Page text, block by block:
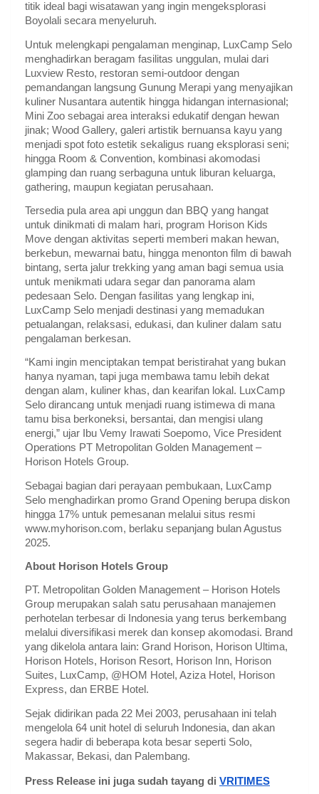
titik ideal bagi wisatawan yang ingin mengeksplorasi
Boyolali secara menyeluruh.
Untuk melengkapi pengalaman menginap, LuxCamp Selo
menghadirkan beragam fasilitas unggulan, mulai dari
Luxview Resto, restoran semi-outdoor dengan
pemandangan langsung Gunung Merapi yang menyajikan
kuliner Nusantara autentik hingga hidangan internasional;
Mini Zoo sebagai area interaksi edukatif dengan hewan
jinak; Wood Gallery, galeri artistik bernuansa kayu yang
menjadi spot foto estetik sekaligus ruang eksplorasi seni;
hingga Room & Convention, kombinasi akomodasi
glamping dan ruang serbaguna untuk liburan keluarga,
gathering, maupun kegiatan perusahaan.
Tersedia pula area api unggun dan BBQ yang hangat
untuk dinikmati di malam hari, program Horison Kids
Move dengan aktivitas seperti memberi makan hewan,
berkebun, mewarnai batu, hingga menonton film di bawah
bintang, serta jalur trekking yang aman bagi semua usia
untuk menikmati udara segar dan panorama alam
pedesaan Selo. Dengan fasilitas yang lengkap ini,
LuxCamp Selo menjadi destinasi yang memadukan
petualangan, relaksasi, edukasi, dan kuliner dalam satu
pengalaman berkesan.
“Kami ingin menciptakan tempat beristirahat yang bukan
hanya nyaman, tapi juga membawa tamu lebih dekat
dengan alam, kuliner khas, dan kearifan lokal. LuxCamp
Selo dirancang untuk menjadi ruang istimewa di mana
tamu bisa berkoneksi, bersantai, dan mengisi ulang
energi,” ujar Ibu Vemy Irawati Soepomo, Vice President
Operations PT Metropolitan Golden Management –
Horison Hotels Group.
Sebagai bagian dari perayaan pembukaan, LuxCamp
Selo menghadirkan promo Grand Opening berupa diskon
hingga 17% untuk pemesanan melalui situs resmi
www.myhorison.com, berlaku sepanjang bulan Agustus
2025.
About Horison Hotels Group
PT. Metropolitan Golden Management – Horison Hotels
Group merupakan salah satu perusahaan manajemen
perhotelan terbesar di Indonesia yang terus berkembang
melalui diversifikasi merek dan konsep akomodasi. Brand
yang dikelola antara lain: Grand Horison, Horison Ultima,
Horison Hotels, Horison Resort, Horison Inn, Horison
Suites, LuxCamp, @HOM Hotel, Aziza Hotel, Horison
Express, dan ERBE Hotel.
Sejak didirikan pada 22 Mei 2003, perusahaan ini telah
mengelola 64 unit hotel di seluruh Indonesia, dan akan
segera hadir di beberapa kota besar seperti Solo,
Makassar, Bekasi, dan Palembang.
Press Release ini juga sudah tayang di VRITIMES